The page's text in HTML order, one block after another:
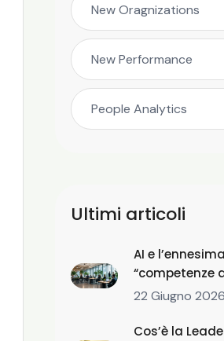
New Oragnizations
New Performance
People Analytics
Ultimi articoli
AI e
“competenze
22 Giugno 2026
Cos’è la